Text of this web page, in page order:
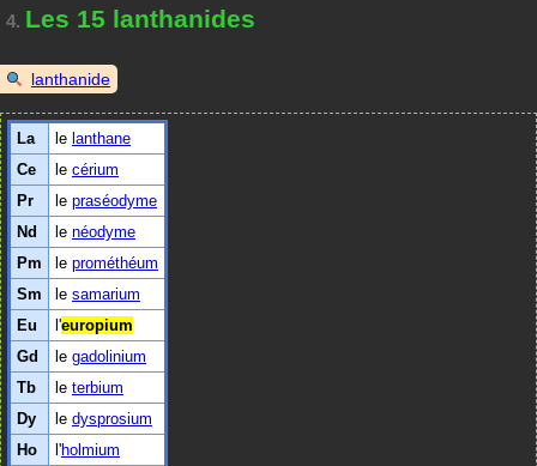
4. Les 15 lanthanides
lanthanide
La le lanthane
Ce
le cérium
Pr
le praséodyme
Nd
le néodyme
Pm
le prométhéum
Sm
le samarium
Eu
l'europium
Gd
le gadolinium
Tb
le terbium
Dy
le dysprosium
Ho
l'holmium